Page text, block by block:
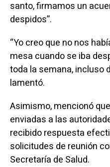
santo, firmamos un
despidos”.
“Yo creo que no nos
mesa cuando se iba
toda la semana, incluso
lamentó.
Asimismo, mencionó
enviadas a las
recibido respuesta
solicitudes de reunión
Secretaría de Salud.